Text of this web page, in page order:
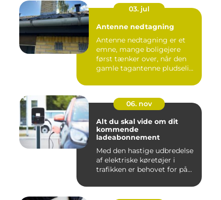
03. jul
Antenne nedtagning
Antenne nedtagning er et
emne, mange boligejere
først tænker over, når den
gamle tagantenne pludseli...
06. nov
Alt du skal vide om dit
kommende
ladeabonnement
Med den hastige udbredelse
af elektriske køretøjer i
trafikken er behovet for på...